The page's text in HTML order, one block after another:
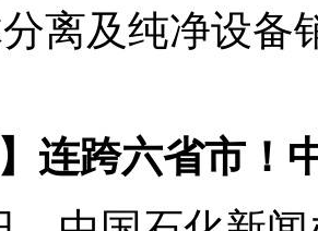
离及纯净设备
】连跨六省市！